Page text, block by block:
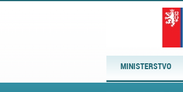
MINISTERSTVO